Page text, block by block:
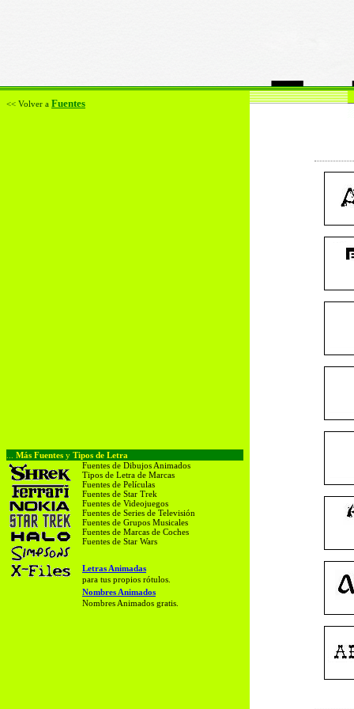
<< Volver a Fuentes
Más Fuentes y Tipos de Letra
Fuentes de Dibujos Animados
Tipos de Letra de Marcas
Fuentes de Películas
Fuentes de Star Trek
Fuentes de Videojuegos
Fuentes de Series de Televisión
Fuentes de Grupos Musicales
Fuentes de Marcas de Coches
Fuentes de Star Wars
Letras Animadas
para tus propios rótulos.
Nombres Animados
Nombres Animados gratis.